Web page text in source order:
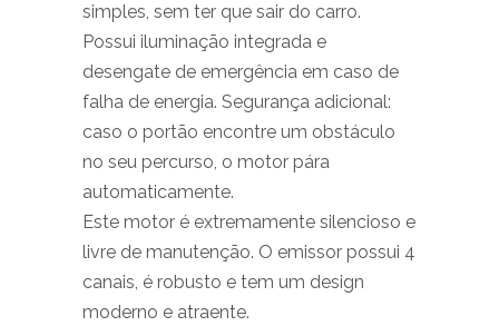
simples, sem ter que sair do carro.
Possui iluminação integrada e
desengate de emergência em caso de
falha de energia. Segurança adicional:
caso o portão encontre um obstáculo
no seu percurso, o motor pára
automaticamente.
Este motor é extremamente silencioso e
livre de manutenção. O emissor possui 4
canais, é robusto e tem um design
moderno e atraente.